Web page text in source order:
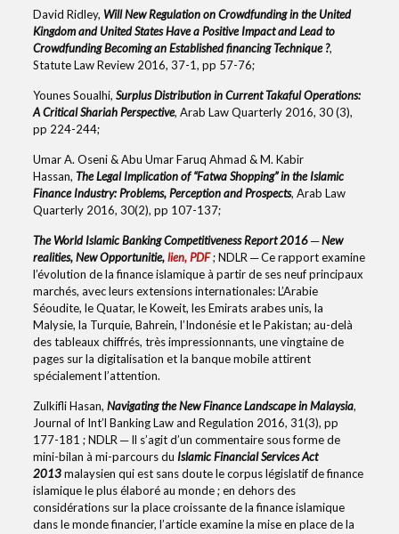
David Ridley, Will New Regulation on Crowdfunding in the United
Kingdom and United States Have a Positive Impact and Lead to
Crowdfunding Becoming an Established financing Technique ?,
Statute Law Review 2016, 37-1, pp 57-76;
Younes Soualhi, Surplus Distribution in Current Takaful Operations:
A Critical Shariah Perspective, Arab Law Quarterly 2016, 30 (3),
pp 224-244;
Umar A. Oseni & Abu Umar Faruq Ahmad & M. Kabir
Hassan, The Legal Implication of “Fatwa Shopping” in the Islamic
Finance Industry: Problems, Perception and Prospects, Arab Law
Quarterly 2016, 30(2), pp 107-137;
The World Islamic Banking Competitiveness Report 2016 ─ New
realities, New Opportunitie,lien, PDF; NDLR ─ Ce rapport examine
l’évolution de la finance islamique à partir de ses neuf principaux
marchés, avec leurs extensions internationales: L’Arabie
Séoudite, le Quatar, le Koweit, les Emirats arabes unis, la
Malysie, la Turquie, Bahrein, l’Indonésie et le Pakistan; au-delà
des tableaux chiffrés, très impressionnants, une vingtaine de
pages sur la digitalisation et la banque mobile attirent
spécialement l’attention.
Zulkifli Hasan, Navigating the New Finance Landscape in Malaysia,
Journal of Int’l Banking Law and Regulation 2016, 31(3), pp
177-181 ; NDLR ─ Il s’agit d’un commentaire sous forme de
mini-bilan à mi-parcours du Islamic Financial Services Act
2013malaysien qui est sans doute le corpus législatif de finance
islamique le plus élaboré au monde ; en dehors des
considérations sur la place croissante de la finance islamique
dans le monde financier, l’article examine la mise en place de la